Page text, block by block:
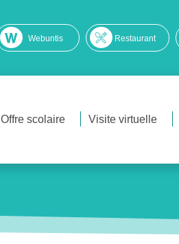
Webuntis Restaurant
Offre scolaire Visite virtuelle